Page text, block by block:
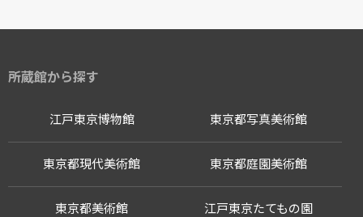
所蔵館から探す
江戸東京博物館
江戸東京たてもの園
東京都写真美術館
東京都現代美術館 東京都庭園美術館
東京都美術館